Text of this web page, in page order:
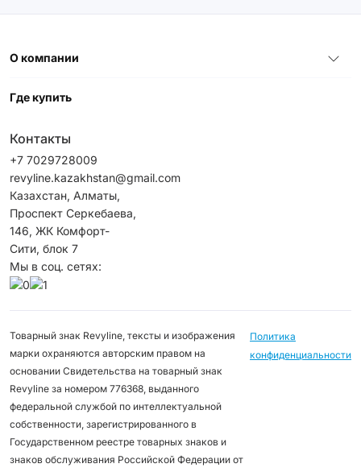
О компании
Где купить
Контакты
+7 7029728009
revyline.kazakhstan@gmail.com
Казахстан, Алматы,
Проспект Серкебаева,
146, ЖК Комфорт-
Сити, блок 7
Мы в соц. сетях:
Товарный знак Revyline, тексты и изображения
марки охраняются авторским правом на
основании Свидетельства на товарный знак
Revyline за номером 776368, выданного
федеральной службой по интеллектуальной
собственности, зарегистрированного в
Государственном реестре товарных знаков и
знаков обслуживания Российской Федерации от
Политика
конфиденциальности